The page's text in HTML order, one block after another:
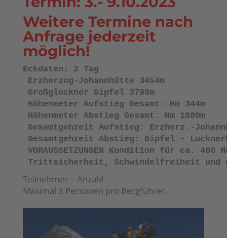
Weitere Termine nach
Anfrage jederzeit
möglich!
Eckdaten: 2 Tag
Erzherzog-Johannhütte 3454m
Großglockner Gipfel 3798m
Höhenmeter Aufstieg Gesamt: Hm 344m
Höhenmeter Abstieg Gesamt: Hm 1880m
Gesamtgehzeit Aufstieg: Erzherz.-
Gesamtgehzeit Abstieg: Gipfel -
VORAUSSETZUNGEN Kondition für ca. 400
Trittsicherheit, Schwindelfreiheit und
Teilnehmer – Anzahl
Maximal 3 Personen pro Bergführer.